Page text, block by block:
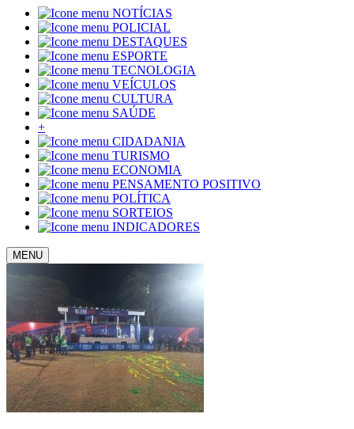
NOTÍCIAS
POLICIAL
DESTAQUES
ESPORTE
TECNOLOGIA
VEÍCULOS
CULTURA
SAÚDE
+
CIDADANIA
TURISMO
ECONOMIA
PENSAMENTO POSITIVO
POLÍTICA
SORTEIOS
INDICADORES
MENU